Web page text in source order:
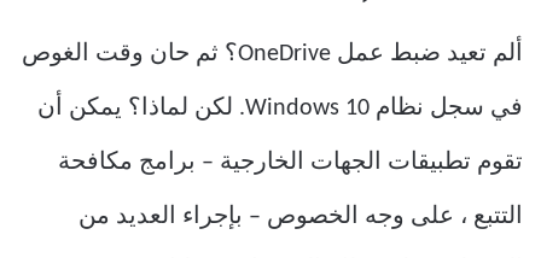
ألم تعيد ضبط عمل OneDrive؟ ثم حان وقت الغوص
في سجل نظام Windows 10. لكن لماذا؟ يمكن أن
تقوم تطبيقات الجهات الخارجية – برامج مكافحة
التتبع ، على وجه الخصوص – بإجراء العديد من